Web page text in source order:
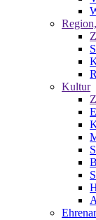
Kultur